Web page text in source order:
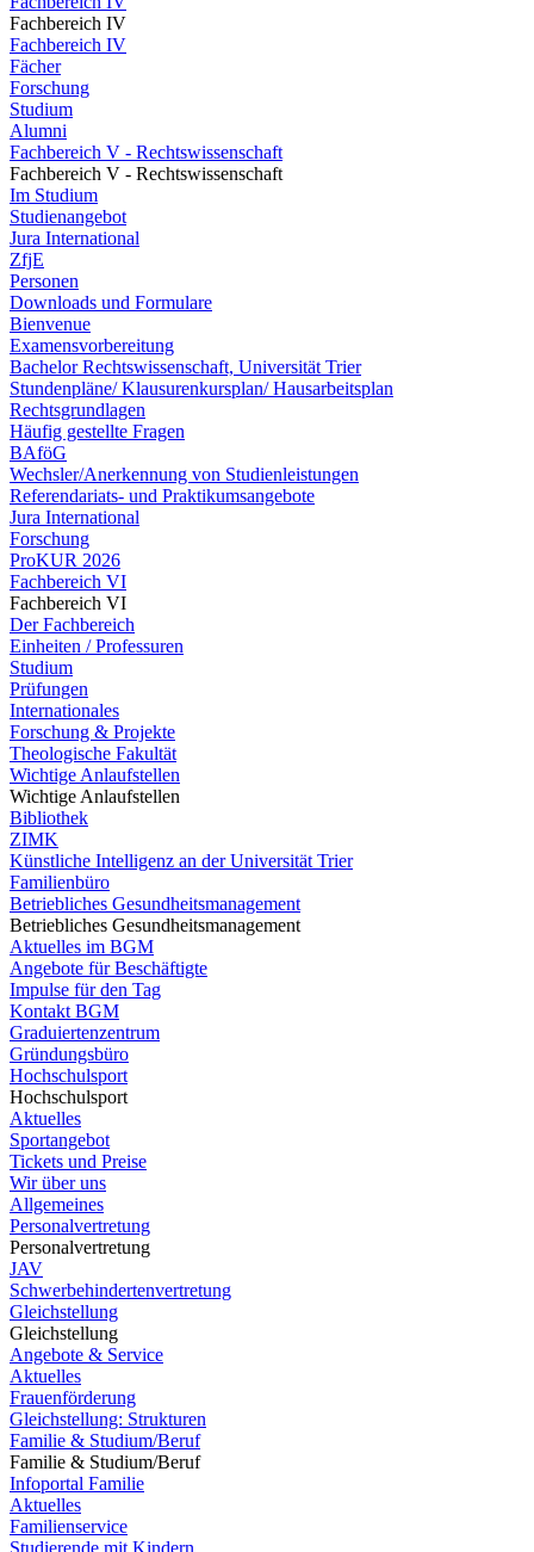
Fachbereich IV
Fachbereich IV
Fächer
Forschung
Studium
Alumni
Fachbereich V - Rechtswissenschaft
Fachbereich V - Rechtswissenschaft
Im Studium
Studienangebot
Jura International
ZfjE
Personen
Downloads und Formulare
Bienvenue
Examensvorbereitung
Bachelor Rechtswissenschaft, Universität Trier
Stundenpläne/ Klausurenkursplan/ Hausarbeitsplan
Rechtsgrundlagen
Häufig gestellte Fragen
BAföG
Wechsler/Anerkennung von Studienleistungen
Referendariats- und Praktikumsangebote
Jura International
Forschung
ProKUR 2026
Fachbereich VI
Fachbereich VI
Der Fachbereich
Einheiten / Professuren
Studium
Prüfungen
Internationales
Forschung & Projekte
Theologische Fakultät
Wichtige Anlaufstellen
Wichtige Anlaufstellen
Bibliothek
ZIMK
Künstliche Intelligenz an der Universität Trier
Familienbüro
Betriebliches Gesundheitsmanagement
Betriebliches Gesundheitsmanagement
Aktuelles im BGM
Angebote für Beschäftigte
Impulse für den Tag
Kontakt BGM
Graduiertenzentrum
Gründungsbüro
Hochschulsport
Hochschulsport
Aktuelles
Sportangebot
Tickets und Preise
Wir über uns
Allgemeines
Personalvertretung
Personalvertretung
JAV
Schwerbehindertenvertretung
Gleichstellung
Gleichstellung
Angebote & Service
Aktuelles
Frauenförderung
Gleichstellung: Strukturen
Familie & Studium/Beruf
Familie & Studium/Beruf
Infoportal Familie
Aktuelles
Familienservice
Studierende mit Kindern